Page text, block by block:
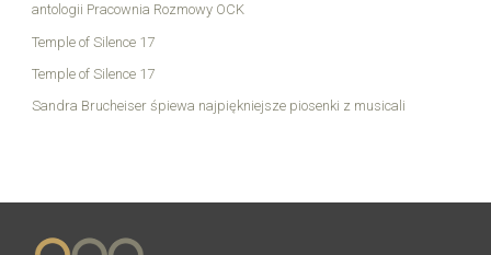
antologii Pracownia Rozmowy OCK
Temple of Silence 17
Temple of Silence 17
Sandra Brucheiser śpiewa najpiękniejsze piosenki z musicali